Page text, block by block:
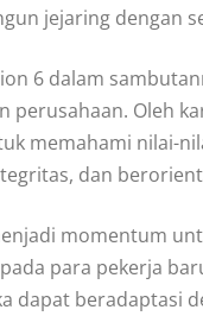
jejaring dengan
6 dalam
perusahaan. Oleh
memahami nilai-
dan
momentum
para pekerja
dapat beradaptasi